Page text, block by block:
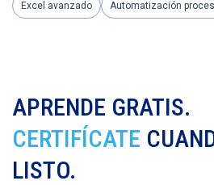
Excel avanzado Automatización
APRENDE GRATIS.
CERTIFÍCATE
LISTO.